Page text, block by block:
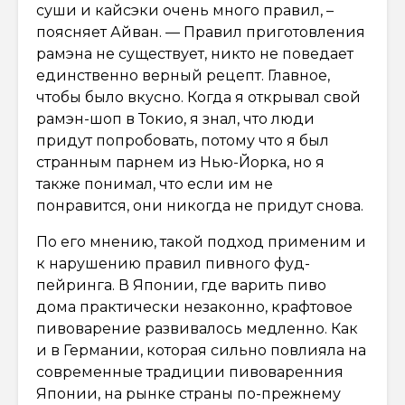
суши и кайсэки очень много правил, –
поясняет Айван. — Правил приготовления
рамэна не существует, никто не поведает
единственно верный рецепт. Главное,
чтобы было вкусно. Когда я открывал свой
рамэн-шоп в Токио, я знал, что люди
придут попробовать, потому что я был
странным парнем из Нью-Йорка, но я
также понимал, что если им не
понравится, они никогда не придут снова.
По его мнению, такой подход применим и
к нарушению правил пивного фуд-
пейринга. В Японии, где варить пиво
дома практически незаконно, крафтовое
пивоварение развивалось медленно. Как
и в Германии, которая сильно повлияла на
современные традиции пивоваренния
Японии, на рынке страны по-прежнему